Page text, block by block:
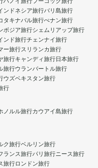
ンドネシア旅行バリ島旅行
タキナバル旅行ぺナン旅行
ボジア旅行シェムリアップ旅行
ンド旅行チェンナイ旅行
ー旅行スリランカ旅行
旅行キャンディ旅行日本旅行
旅行ウランバートル旅行
ウズベキスタン旅行
行
ノルル旅行カウアイ島旅行
ク旅行ベルリン旅行
ランス旅行パリ旅行ニース旅行
旅行ロンドン旅行